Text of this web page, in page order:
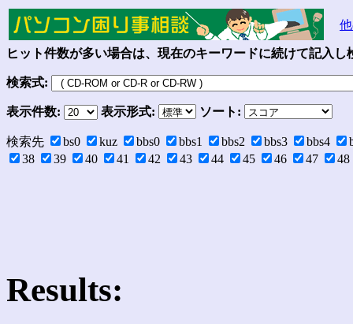
ヒット件数が多い場合は、現在のキーワードに続けて記入
検索式:
表示件数: 表示形式: ソート:
検索先 bs0 kuz bbs0 bbs1 bbs2 bbs3 bbs4
38
39 40 41 42 43 44 45 46 47 48
Results: